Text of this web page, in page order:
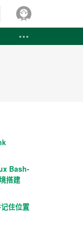
Bash-
搭建
住位置